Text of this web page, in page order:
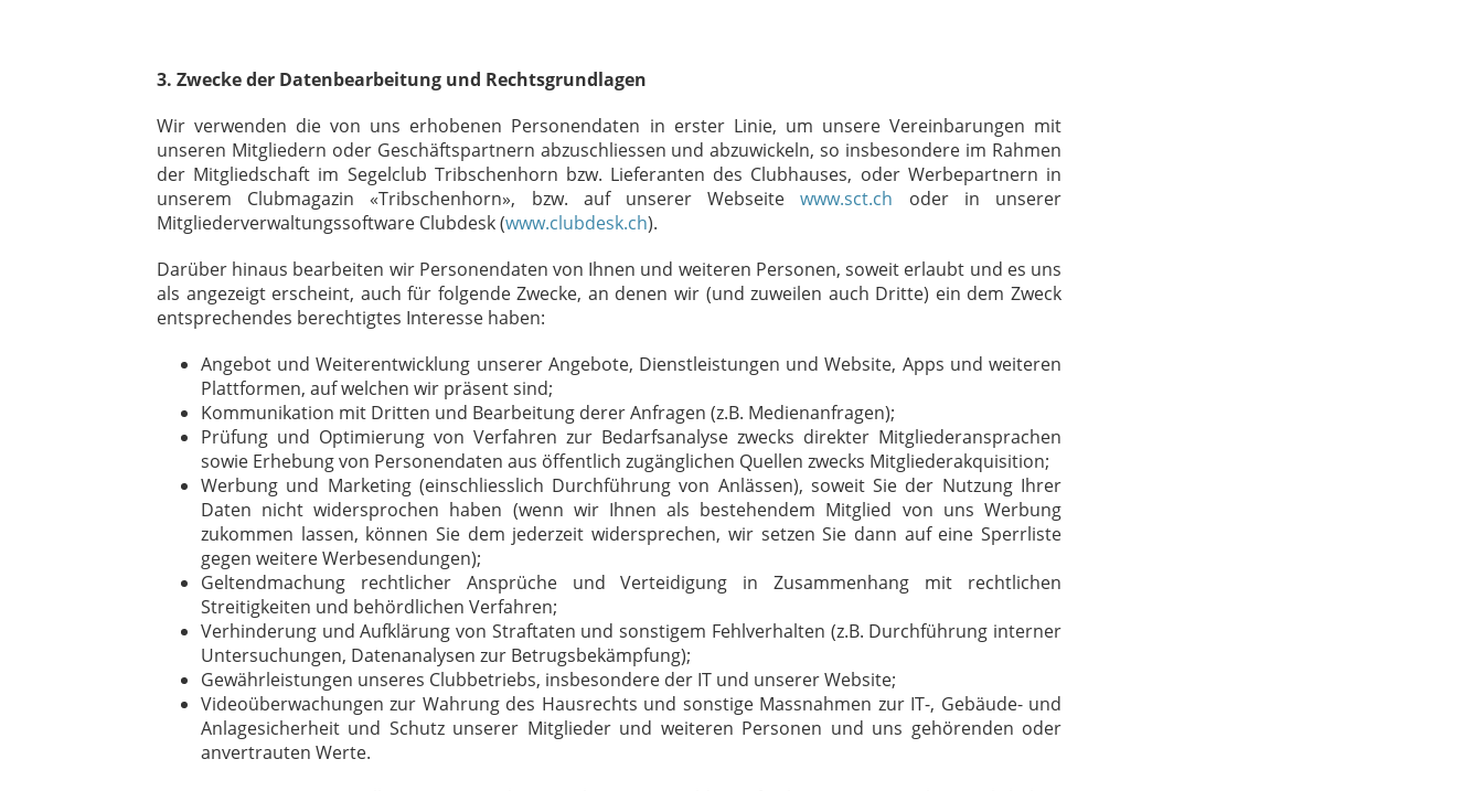
3. Zwecke der Datenbearbeitung und Rechtsgrundlagen
Wir verwenden die von uns erhobenen Personendaten in erster Linie, um unsere Vereinbarungen mit
unseren Mitgliedern oder Geschäftspartnern abzuschliessen und abzuwickeln, so insbesondere im Rahmen
der Mitgliedschaft im Segelclub Tribschenhorn bzw. Lieferanten des Clubhauses, oder Werbepartnern in
unserem Clubmagazin «Tribschenhorn», bzw. auf unserer Webseitewww.sct.ch oder in unserer
Mitgliederverwaltungssoftware Clubdesk (www.clubdesk.ch).
Darüber hinaus bearbeiten wir Personendaten von Ihnen und weiteren Personen, soweit erlaubt und es uns
als angezeigt erscheint, auch für folgende Zwecke, an denen wir (und zuweilen auch Dritte) ein dem Zweck
entsprechendes berechtigtes Interesse haben:
Angebot und Weiterentwicklung unserer Angebote, Dienstleistungen und Website, Apps und weiteren
Plattformen, auf welchen wir präsent sind;
Kommunikation mit Dritten und Bearbeitung derer Anfragen (z.B. Medienanfragen);
Prüfung und Optimierung von Verfahren zur Bedarfsanalyse zwecks direkter Mitgliederansprachen
sowie Erhebung von Personendaten aus öffentlich zugänglichen Quellen zwecks Mitgliederakquisition;
Werbung und Marketing (einschliesslich Durchführung von Anlässen), soweit Sie der Nutzung Ihrer
Daten nicht widersprochen haben (wenn wir Ihnen als bestehendem Mitglied von uns Werbung
zukommen lassen, können Sie dem jederzeit widersprechen, wir setzen Sie dann auf eine Sperrliste
gegen weitere Werbesendungen);
Geltendmachung rechtlicher Ansprüche und Verteidigung in Zusammenhang mit rechtlichen
Streitigkeiten und behördlichen Verfahren;
Verhinderung und Aufklärung von Straftaten und sonstigem Fehlverhalten (z.B. Durchführung interner
Untersuchungen, Datenanalysen zur Betrugsbekämpfung);
Gewährleistungen unseres Clubbetriebs, insbesondere der IT und unserer Website;
Videoüberwachungen zur Wahrung des Hausrechts und sonstige Massnahmen zur IT-, Gebäude- und
Anlagesicherheit und Schutz unserer Mitglieder und weiteren Personen und uns gehörenden oder
anvertrauten Werte.